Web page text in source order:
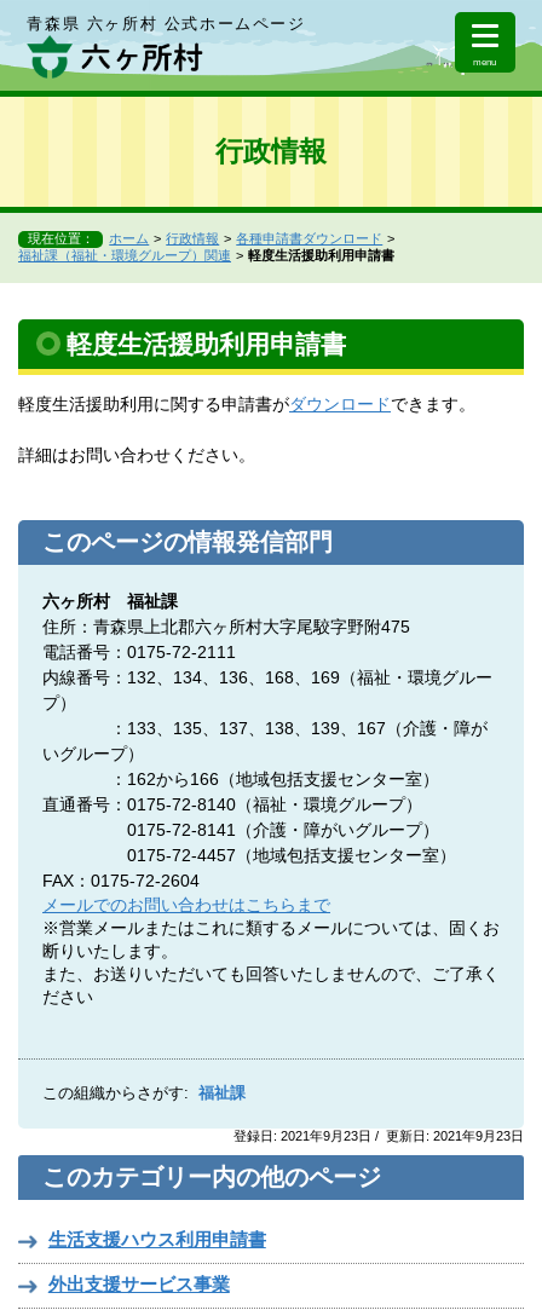
青森県 六ヶ所村 公式ホームページ
menu
行政情報
現在位置： ホーム 行政情報
各種申請書ダウンロード
福祉課（福祉・環境グループ）関連
軽度生活援助利用申請書
軽度生活援助利用申請書
軽度生活援助利用に関する申請書がダウンロードできます。
詳細はお問い合わせください。
このページの情報発信部門
六ヶ所村 福祉課
住所：青森県上北郡六ヶ所村大字尾駮字野附475
電話番号：0175-72-2111
内線番号：132、134、136、168、169（福祉・環境グルー
プ）
：133、135、137、138、139、167（介護・障が
いグループ）
：162から166（地域包括支援センター室）
直通番号：0175-72-8140 （福祉・環境グループ）
0175-72-8141
（介護・障がいグループ）
0175-72-4457 （地域包括支援センター室）
FAX：0175-72-2604
メールでのお問い合わせはこちらまで
※営業メールまたはこれに類するメールについては、固くお
断りいたします。
また、お送りいただいても回答いたしませんので、ご了承く
ださい
この組織からさがす: 福祉課
登録日: 2021年9月23日 / 更新日: 2021年9月23日
このカテゴリー内の他のページ
生活支援ハウス利用申請書
外出支援サービス事業